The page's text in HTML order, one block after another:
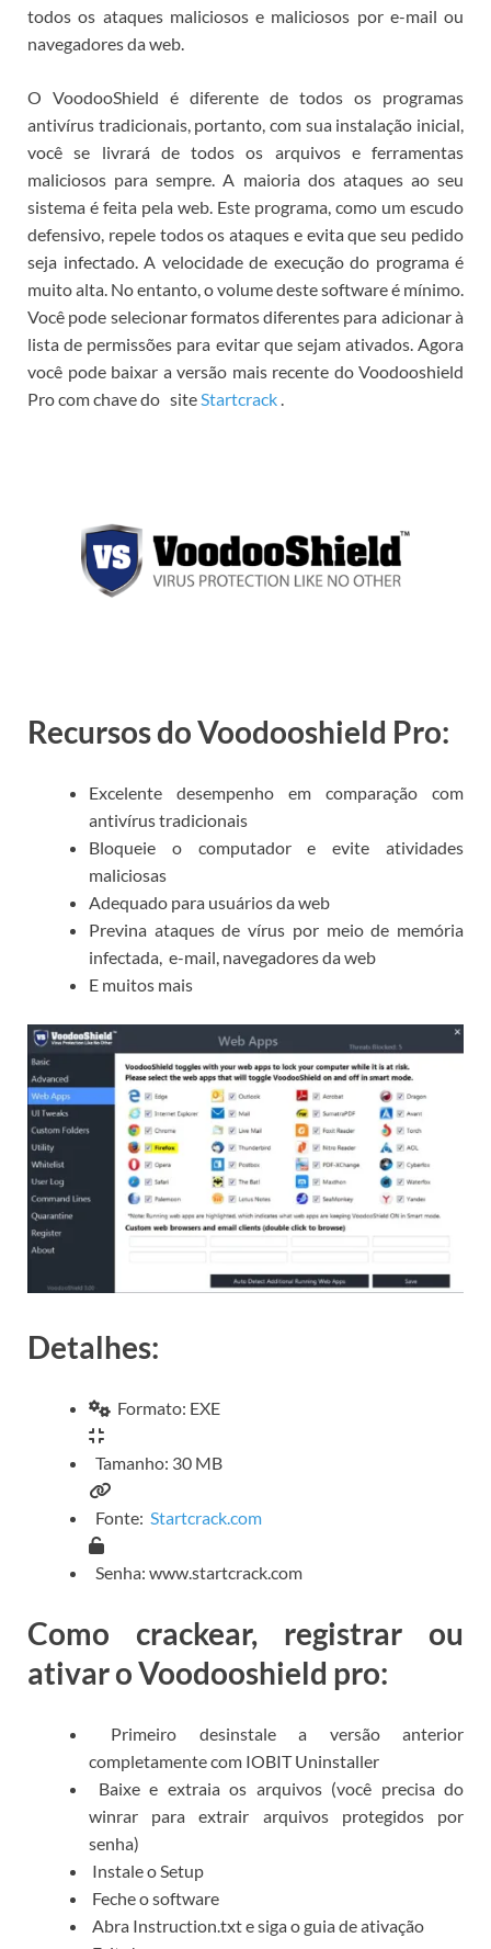
todos os ataques maliciosos e maliciosos por e-mail ou
navegadores da web.
O VoodooShield é diferente de todos os programas
antivírus tradicionais, portanto, com sua instalação inicial,
você se livrará de todos os arquivos e ferramentas
maliciosos para sempre. A maioria dos ataques ao seu
sistema é feita pela web. Este programa, como um escudo
defensivo, repele todos os ataques e evita que seu pedido
seja infectado. A velocidade de execução do programa é
muito alta. No entanto, o volume deste software é mínimo.
Você pode selecionar formatos diferentes para adicionar à
lista de permissões para evitar que sejam ativados. Agora
você pode baixar a versão mais recente do Voodooshield
Pro com chave do site Startcrack
Recursos do Voodooshield Pro:
Excelente desempenho em comparação com
antivírus tradicionais
Bloqueie o computador e evite atividades
maliciosas
Adequado para usuários da web
Previna ataques de vírus por meio de memória
infectada, ‌ e-mail, navegadores da web
E muitos mais
Detalhes:
Formato: EXE
Tamanho: 30 MB
Fonte: Startcrack.com
Senha: www.startcrack.com
Como crackear, registrar ou
ativar o Voodooshield pro:
Primeiro desinstale a versão anterior
completamente com IOBIT Uninstaller
Baixe e extraia os arquivos (você precisa do
winrar para extrair arquivos protegidos por
senha)
Instale o Setup
Feche o software
Abra Instruction.txt e siga o guia de ativação